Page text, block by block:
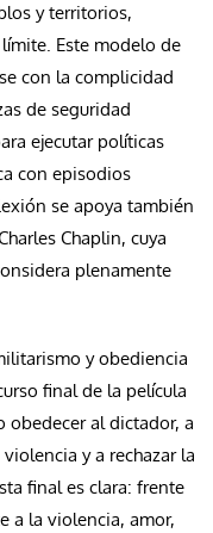
y territorios,
Este modelo de
con la complicidad
de seguridad
ejecutar políticas
con episodios
se apoya también
Chaplin, cuya
plenamente
y obediencia
final de la película
obedecer al dictador, a
y a rechazar la
final es clara: frente
a la violencia, amor,